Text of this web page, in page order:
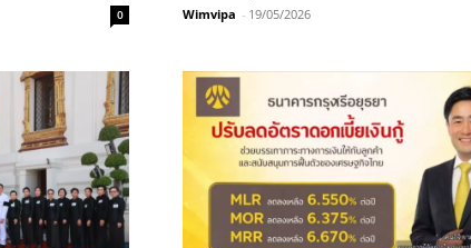
0 Wimvipa - 19/05/2026